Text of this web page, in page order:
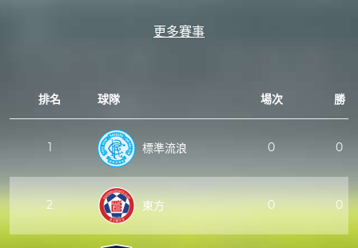
更多賽事
排名 球隊 場次 勝
1 標準流浪 0 0
2 東方 0 0